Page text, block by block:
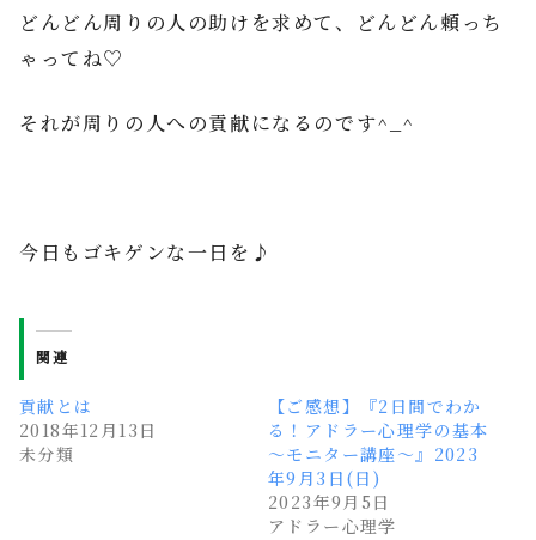
どんどん周りの人の助けを求めて、どんどん頼っち
ゃってね♡
それが周りの人への貢献になるのです^_^
今日もゴキゲンな一日を♪
関連
貢献とは
2018年12月13日
未分類
【ご感想】『2日間でわか
る！アドラー心理学の基本
～モニター講座～』2023
年9月3日(日)
2023年9月5日
アドラー心理学